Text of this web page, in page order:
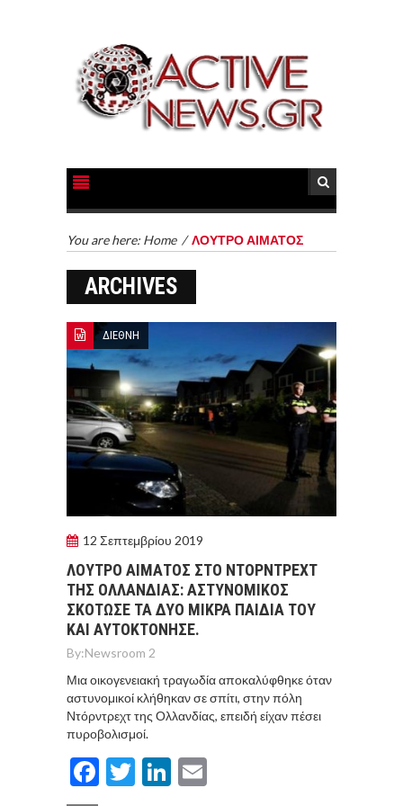
You are here: Home /ΛΟΥΤΡΟ ΑΙΜΑΤΟΣ
ARCHIVES
ΔΙΕΘΝΗ
12 Σεπτεμβρίου 2019
ΛΟΥΤΡΟ ΑΙΜΑΤΟΣ ΣΤΟ ΝΤΟΡΝΤΡΕΧΤ
ΤΗΣ ΟΛΛΑΝΔΙΑΣ: ΑΣΤΥΝΟΜΙΚΟΣ
ΣΚΟΤΩΣΕ ΤΑ ΔΥΟ ΜΙΚΡΑ ΠΑΙΔΙΑ ΤΟΥ
ΚΑΙ ΑΥΤΟΚΤΟΝΗΣΕ.
By:Newsroom 2
Μια οικογενειακή τραγωδία αποκαλύφθηκε όταν
αστυνομικοί κλήθηκαν σε σπίτι, στην πόλη
Ντόρντρεχτ της Ολλανδίας, επειδή είχαν πέσει
πυροβολισμοί.
Facebook
TwitterLinkedIn